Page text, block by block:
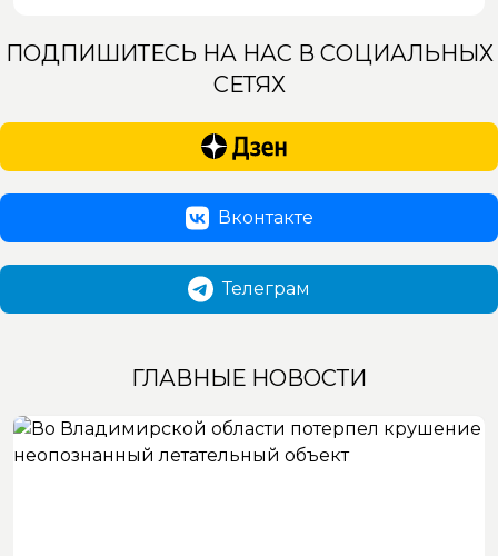
ПОДПИШИТЕСЬ НА НАС В СОЦИАЛЬНЫХ
СЕТЯХ
Вконтакте
Телеграм
ГЛАВНЫЕ НОВОСТИ